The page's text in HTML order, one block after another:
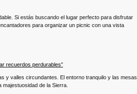
Si estás buscando el lugar perfecto para disfrutar
para organizar un picnic con una vista
recuerdos perdurables”
y valles circundantes. El entorno tranquilo y las mesas
majestuosidad de la Sierra.